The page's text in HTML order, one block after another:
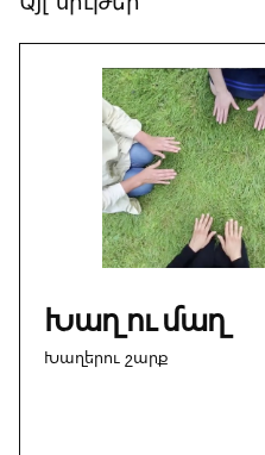
Խաղ ու մաղ
Խաղերու շարք